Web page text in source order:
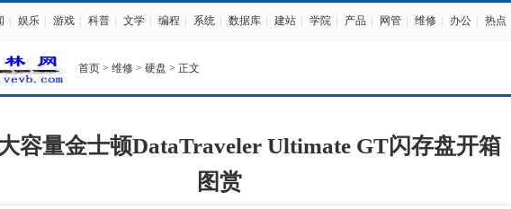
娱乐 游戏 科普 文学 编程 系统 数据库 建站 学院 产品 网管 维修 办公 热点
首页 > 维修 > 硬盘 > 正文
容量金士顿DataTraveler Ultimate GT闪存盘开箱
图赏